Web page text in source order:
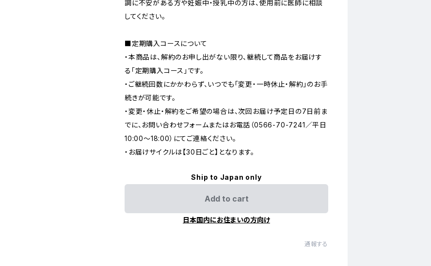
調に不安がある方や妊娠中・授乳中の方は、使用前に医師に相談
してください。
■定期購入コースについて
・本商品は、解約のお申し出がない限り、継続して商品をお届けす
る「定期購入コース」です。
・ご継続回数にかかわらず、いつでも「変更・一時休止・解約」のお手
続きが可能です。
・変更・休止・解約をご希望の場合は、次回お届け予定日の7日前ま
でに、お問い合わせフォームまたはお電話（0566-70-7241／平日
10:00～18:00）にてご連絡ください。
・お届けサイクルは【30日ごと】となります。
Ship to Japan only
Add to cart
日本国内にお住まいの方向け
通報する